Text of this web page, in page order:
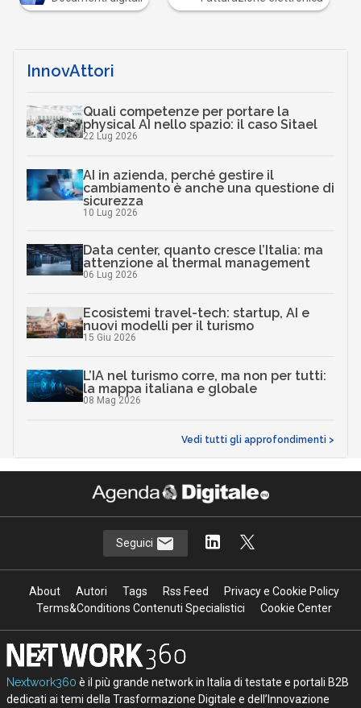
InnovAttori
Quali competenze per portare la
physical AI nello spazio: il caso Sitael
22 Lug 2026
AI in azienda, perché gestire il
cambiamento è anche una questione di
sicurezza
10 Lug 2026
Data center, quanto cresce l’Italia: ma
attenzione al thermal management
06 Lug 2026
Ecosistemi travel-tech: startup, AI e
nuovi modelli per il turismo
15 Giu 2026
L’IA nel turismo corre, ma non per tutti:
la mappa italiana e globale
08 Mag 2026
Vedi tutti gli approfondimenti >
Seguici
About Autori Tags Rss Feed
Privacy e Cookie Policy
Terms&Conditions Contenuti Specialistici
Cookie Center
Nextwork360 è il più grande network in Italia di testate e portali B2B
dedicati ai temi della Trasformazione Digitale e dell’Innovazione